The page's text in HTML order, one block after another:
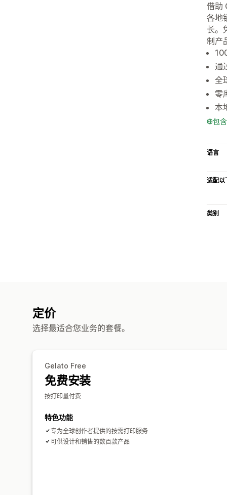
借助
各地
长。
制产
通
全
零
本
包
语言
适配以
类别
定价
选择最适合您业务的套餐。
Gelato Free
免费安装
按打印量付费
特色功能
专为全球创作者提供的按需打印服务
可供设计和销售的数百款产品